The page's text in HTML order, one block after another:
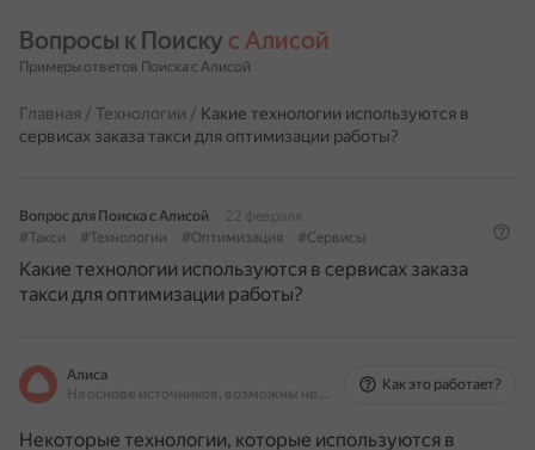
Вопросы к Поиску с Алисой
Примеры ответов Поиска с Алисой
Главная / Технологии / Какие технологии используются в
сервисах заказа такси для оптимизации работы?
Вопрос для Поиска с Алисой
22 февраля
#Такси
#Технологии #Оптимизация #Сервисы
Какие технологии используются в сервисах заказа
такси для оптимизации работы?
Алиса
На основе источников, возможны неточности
Как это работает?
Некоторые технологии, которые используются в